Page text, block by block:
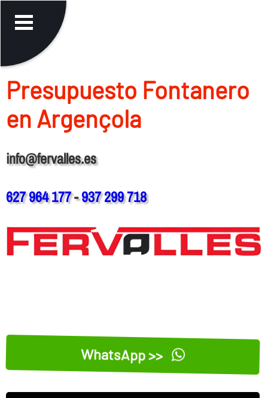
Presupuesto Fontanero
en Argençola
info@fervalles.es
627 964 177-937 299 718
WhatsApp >>